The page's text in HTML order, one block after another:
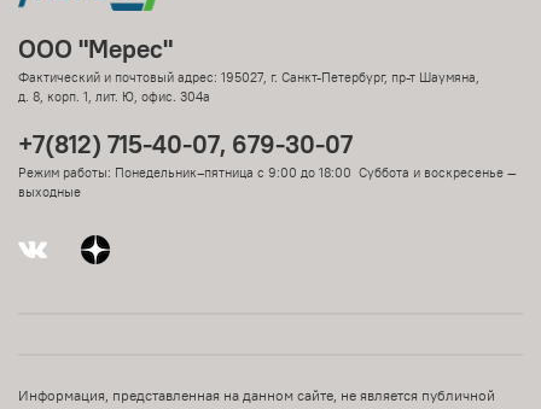
ООО "Мерес"
Фактический и почтовый адрес: 195027, г. Санкт-Петербург, пр-т Шаумяна,
д. 8, корп. 1, лит. Ю, офис. 304а
+7(812) 715-40-07, 679-30-07
Режим работы: Понедельник–пятница с 9:00 до 18:00 Суббота и воскресенье —
выходные
Информация, представленная на данном сайте, не является публичной